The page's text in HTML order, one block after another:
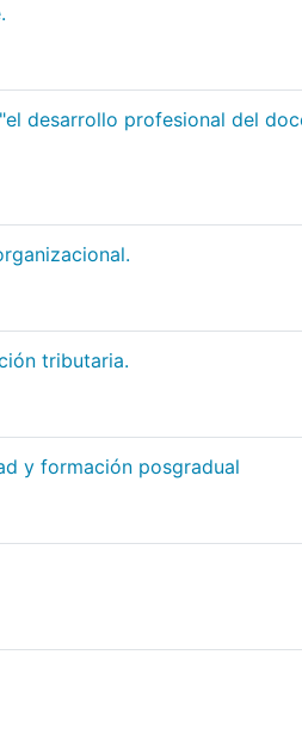
desarrollo profesional del
tributaria.
y formación posgradual